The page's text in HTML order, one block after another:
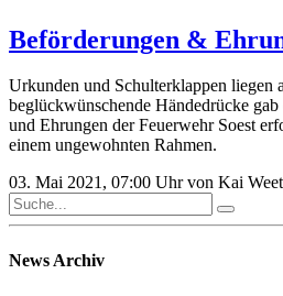
Beförderungen &
Urkunden und Schulterklappen liegen
beglückwünschende Händedrücke
und Ehrungen der Feuerwehr Soest
einem ungewohnten Rahmen.
03. Mai 2021, 07:00 Uhr von Kai
News Archiv